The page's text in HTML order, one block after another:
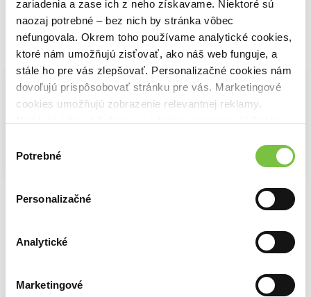
zariadenia a zase ich z neho získavame. Niektoré sú
naozaj potrebné – bez nich by stránka vôbec
nefungovala. Okrem toho používame analytické cookies,
ktoré nám umožňujú zisťovať, ako náš web funguje, a
stále ho pre vás zlepšovať. Personalizačné cookies nám
dovoľujú prispôsobovať stránku pre vás. Marketingové
cookies umožňujú zobrazenie relevantnej reklamy.
cookies.
súhlasu
Potrebné
Personalizačné
Analytické
Marketingové
Vybrané pre teba
Percy Jackson 3: Kliatba Titanov Percy Jackson 4: Boj o labyrint
Rick Riordan